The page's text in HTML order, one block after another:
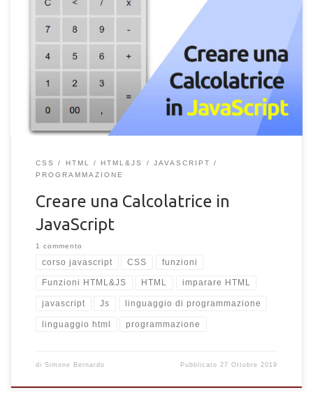
Come programmare e creare una Calcolatrice in JavaScript,
HTML e CSS. Impara JavaScript programmando una calcolatrice
matematica.
CSS HTML HTML&JS
JAVASCRIPT
PROGRAMMAZIONE
Creare una Calcolatrice in
JavaScript
1 commento
corso javascript CSS funzioni
Funzioni HTML&JS HTML imparare HTML
javascript Js linguaggio di programmazione
linguaggio html programmazione
di Simone Bernardo Pubblicato27 Ottobre 2019